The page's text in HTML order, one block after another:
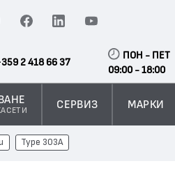
2 418 66 37
ПОН - ПЕТ
09:00 - 18:00
СЕРВИЗ МАРКИ
Type 303A